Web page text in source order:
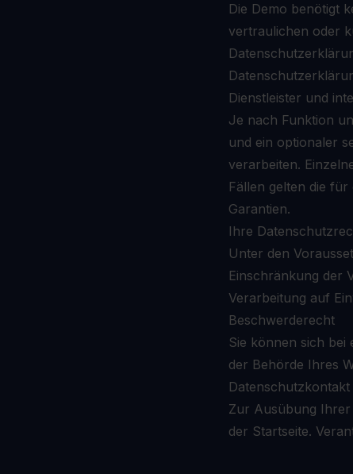
Die Demo benötigt
vertraulichen oder
Dienstleister und
Je nach Funktion
und ein optionaler
verarbeiten.
Fällen gelten die
Garantien.
Ihre
Unter den
Einschränkung der
Verarbeitung auf
Beschwerderecht
Sie können sich bei
der Behörde Ihres
Datenschutzkontakt
Zur Ausübung
der Startseite.